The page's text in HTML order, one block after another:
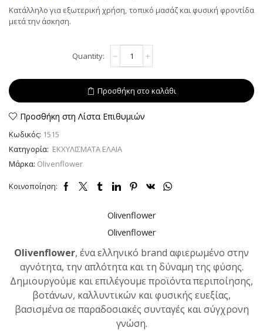
Κατάλληλο για εξωτερική χρήση, τοπικό μασάζ και φυσική φροντίδα
μετά την άσκηση.
Άρνικα
–
Φροντίδα
για
Μυϊκούς
Πόνους
Μώλωπες
Προσθήκη στο καλάθι
Προσθήκη στη Λίστα Επιθυμιών
Κωδικός: 1515
Κατηγορία: ΕΚΧΥΛΙΣΜΑΤΑ ΕΛΑΙΑ
Μάρκα: Olivenflower
Κοινοποίηση:
Olivenflower
Olivenflower
Olivenflower, ένα ελληνικό brand αφιερωμένο στην
αγνότητα, την απλότητα και τη δύναμη της φύσης.
Δημιουργούμε και επιλέγουμε προϊόντα περιποίησης,
βοτάνων, καλλυντικών και φυσικής ευεξίας,
βασισμένα σε παραδοσιακές συνταγές και σύγχρονη
γνώση.